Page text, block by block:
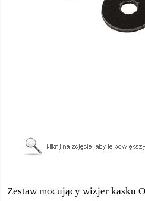
Zestaw mocujący wizjer kasku